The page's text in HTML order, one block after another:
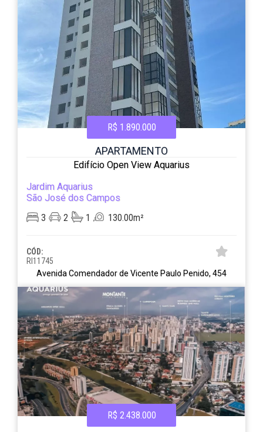
R$ 1.890.000
APARTAMENTO
Edifício Open View Aquarius
Jardim Aquarius
São José dos Campos
3
2 1 130.00m²
CÓD:
RI11745
Avenida Comendador de Vicente Paulo Penido, 454
R$ 2.438.000